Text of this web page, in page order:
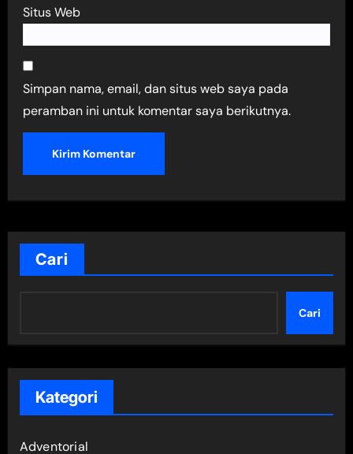
Situs Web
Simpan nama, email, dan situs web saya pada
peramban ini untuk komentar saya berikutnya.
Cari
Cari
Kategori
Adventorial